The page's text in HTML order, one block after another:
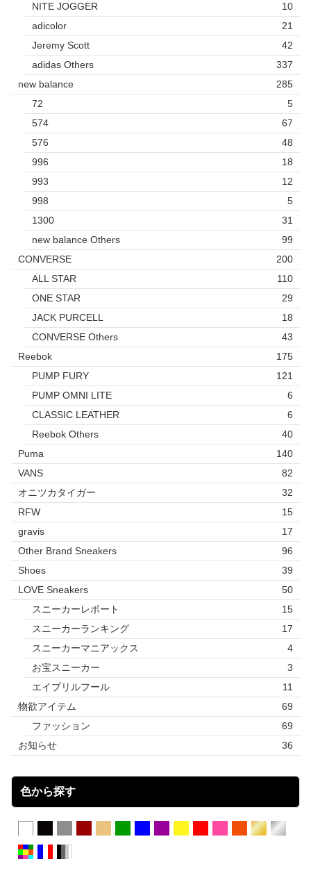
NITE JOGGER
10
adicolor
21
Jeremy Scott
42
adidas Others
337
new balance
285
72
5
574
67
576
48
996
18
993
12
998
5
1300
31
new balance Others
99
CONVERSE
200
ALL STAR
110
ONE STAR
29
JACK PURCELL
18
CONVERSE Others
43
Reebok
175
PUMP FURY
121
PUMP OMNI LITE
6
CLASSIC LEATHER
6
Reebok Others
40
Puma
140
VANS
82
オニツカタイガー
32
RFW
15
gravis
17
Other Brand Sneakers
96
Shoes
39
LOVE Sneakers
50
スニーカーレポート
15
スニーカーランキング
17
スニーカーマニアックス
4
お宝スニーカー
3
エイプリルフール
11
物欲アイテム
69
ファッション
69
お知らせ
36
色から探す